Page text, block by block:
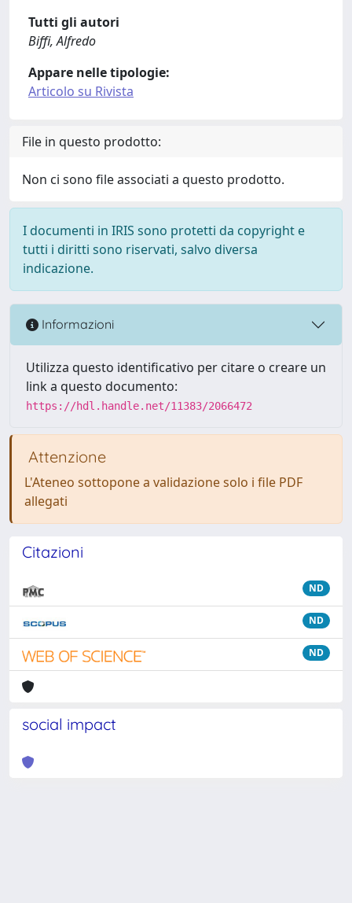
Tutti gli autori
Biffi, Alfredo
Appare nelle tipologie:
Articolo su Rivista
File in questo prodotto:
Non ci sono file associati a questo prodotto.
I documenti in IRIS sono protetti da copyright e
tutti i diritti sono riservati, salvo diversa
indicazione.
Informazioni
Utilizza questo identificativo per citare o creare un
link a questo documento:
https://hdl.handle.net/11383/2066472
Attenzione
L'Ateneo sottopone a validazione solo i file PDF
allegati
Citazioni
ND
ND
ND
social impact